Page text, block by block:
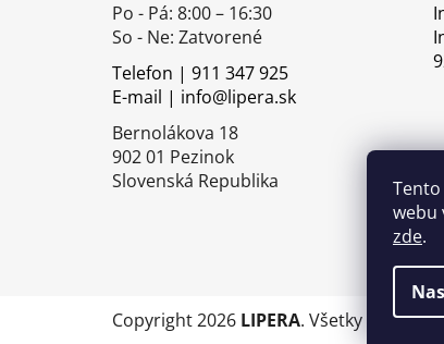
webu
zde.
Po - Pá: 8:00 – 16:30
So - Ne: Zatvorené
Telefon | 911 347 925
E-mail | info@lipera.sk
Bernolákova 18
902 01 Pezinok
Slovenská Republika
Copyright 2026 LIPERA. Všetky práva